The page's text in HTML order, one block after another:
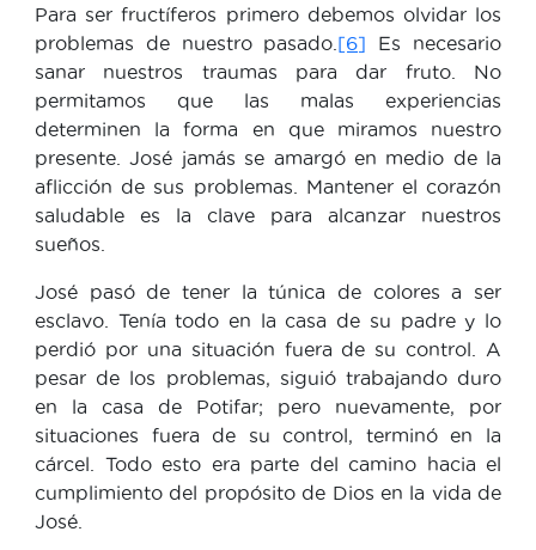
Para ser fructíferos primero debemos olvidar los
problemas de nuestro pasado. [6] Es necesario
sanar nuestros traumas para dar fruto. No
permitamos que las malas experiencias
determinen la forma en que miramos nuestro
presente. José jamás se amargó en medio de la
aflicción de sus problemas. Mantener el corazón
saludable es la clave para alcanzar nuestros
sueños.
José pasó de tener la túnica de colores a ser
esclavo. Tenía todo en la casa de su padre y lo
perdió por una situación fuera de su control. A
pesar de los problemas, siguió trabajando duro
en la casa de Potifar; pero nuevamente, por
situaciones fuera de su control, terminó en la
cárcel. Todo esto era parte del camino hacia el
cumplimiento del propósito de Dios en la vida de
José.